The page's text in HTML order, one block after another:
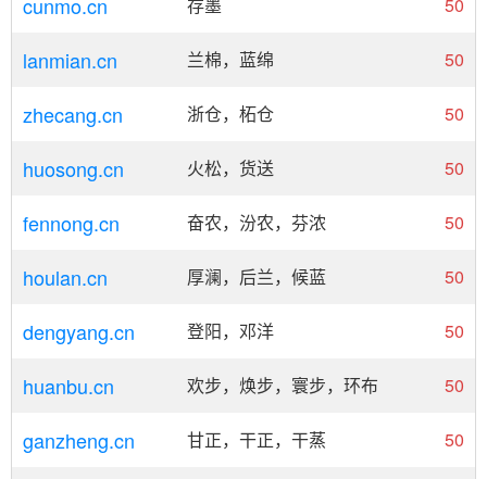
lanmian.cn 兰棉，蓝绵 50
zhecang.cn 浙仓，柘仓 50
huosong.cn 火松，货送 50
fennong.cn 奋农，汾农，芬浓 50
houlan.cn 厚澜，后兰，候蓝 50
dengyang.cn 登阳，邓洋 50
huanbu.cn 欢步，焕步，寰步，环布 50
ganzheng.cn 甘正，干正，干蒸 50